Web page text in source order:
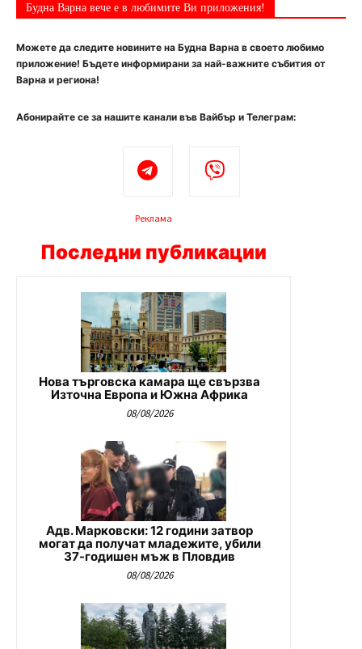
Будна Варна вече е в любимите Ви приложения!
Можете да следите новините на Будна Варна в своето любимо
приложение! Бъдете информирани за най-важните събития от
Варна и региона!
Абонирайте се за нашите канали във Вайбър и Телеграм:
Реклама
Последни публикации
Нова търговска камара ще свързва
Източна Европа и Южна Африка
08/08/2026
Адв. Марковски: 12 години затвор
могат да получат младежите, убили
37-годишен мъж в Пловдив
08/08/2026